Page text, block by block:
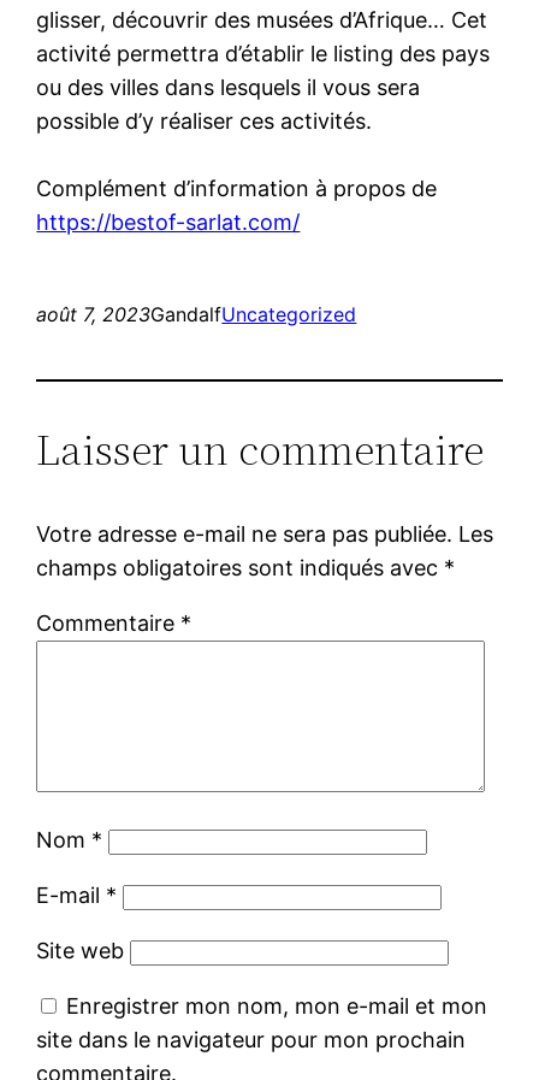
glisser, découvrir des musées d’Afrique… Cet
activité permettra d’établir le listing des pays
ou des villes dans lesquels il vous sera
possible d’y réaliser ces activités.
Complément d’information à propos de
https://bestof-sarlat.com/
août 7, 2023GandalfUncategorized
Laisser un commentaire
Votre adresse e-mail ne sera pas publiée. Les
champs obligatoires sont indiqués avec *
Commentaire *
Nom *
E-mail *
Site web
Enregistrer mon nom, mon e-mail et mon
site dans le navigateur pour mon prochain
commentaire.